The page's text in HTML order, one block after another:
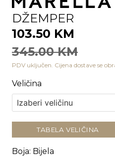
DŽEMPER
103.50 KM
345.00 KM
PDV uključen. Cijena dostave se
Veličina
TABELA VELIČINA
Boja: Bijela